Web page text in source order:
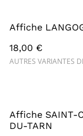
Affiche
18,00 €
AUTRES VARIANTES
Affiche SAINT-
DU-TARN